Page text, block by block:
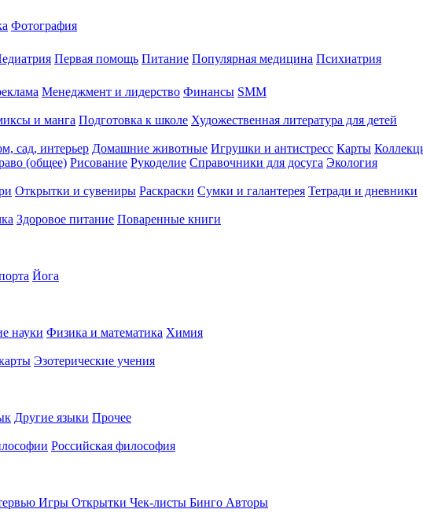
Фотография
Первая помощь Питание Популярная медицина Психиатрия
Менеджмент и лидерство Финансы SMM
и манга Подготовка к школе Художественная литература для детей
сад, интерьер Домашние животные Игрушки и антистресс Карты
(общее) Рисование Рукоделие Справочники для досуга Экология
Открытки и сувениры Раскраски Сумки и галантерея Тетради и дневники
Здоровое питание Поваренные книги
Йога
науки Физика и математика Химия
Эзотерические учения
Другие языки Прочее
Российская философия
Игры Открытки Чек-листы Бинго Авторы